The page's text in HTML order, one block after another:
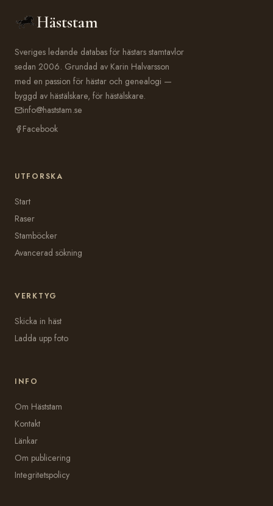
Häststam
Sveriges ledande databas för hästars stamtavlor
sedan 2006. Grundad av Karin Halvarsson
med en passion för hästar och genealogi —
byggd av hästälskare, för hästälskare.
info@haststam.se
Facebook
UTFORSKA
Start
Raser
Stamböcker
Avancerad sökning
VERKTYG
Skicka in häst
Ladda upp foto
INFO
Om Häststam
Kontakt
Länkar
Om publicering
Integritetspolicy